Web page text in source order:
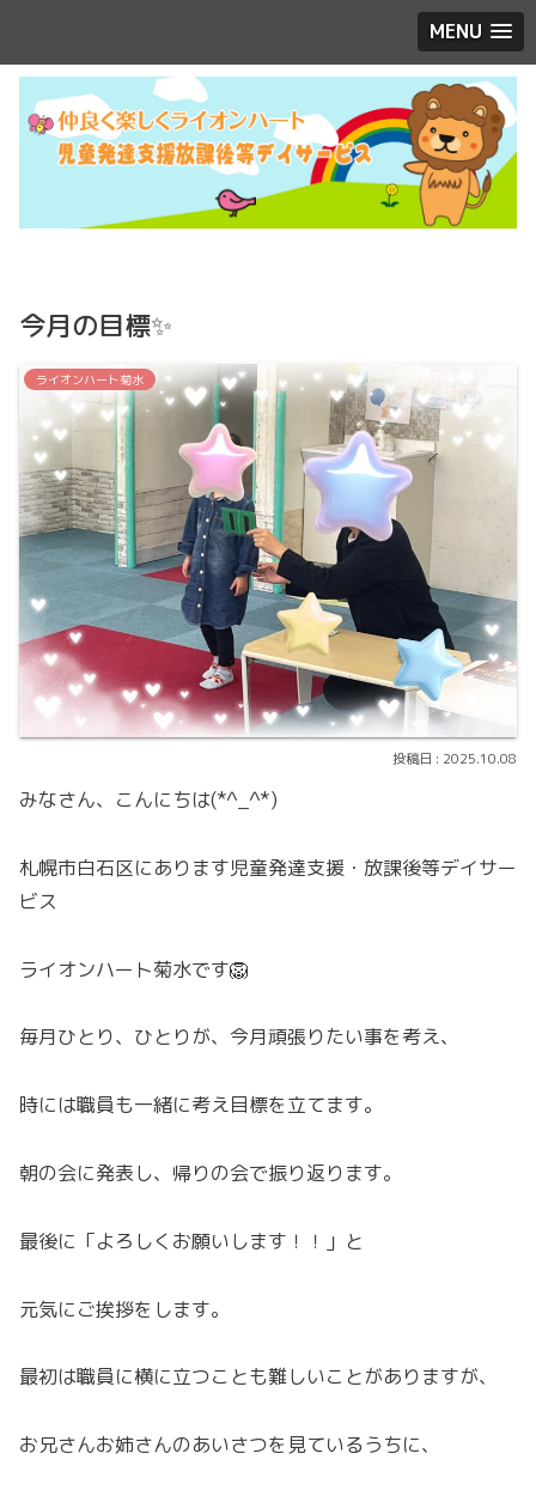
MENU
今月の目標✨
ライオンハート菊水
2025.10.08
みなさん、こんにちは(*^_^*)
札幌市白石区にあります児童発達支援・放課後等デイサー
ビス
ライオンハート菊水です🦁
毎月ひとり、ひとりが、今月頑張りたい事を考え、
時には職員も一緒に考え目標を立てます。
朝の会に発表し、帰りの会で振り返ります。
最後に「よろしくお願いします！！」と
元気にご挨拶をします。
最初は職員に横に立つことも難しいことがありますが、
お兄さんお姉さんのあいさつを見ているうちに、